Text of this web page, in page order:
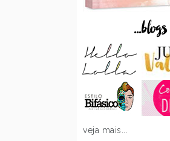
veja mais...